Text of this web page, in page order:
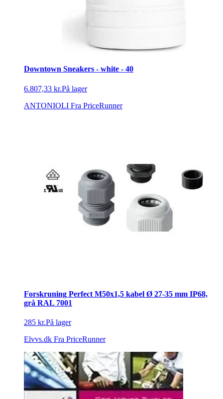
Downtown Sneakers - white - 40
6.807,33 kr.På lager
ANTONIOLI Fra PriceRunner
Forskruning Perfect M50x1,5 kabel Ø 27-35 mm IP68,
grå RAL 7001
285 kr.På lager
Elvvs.dk Fra PriceRunner